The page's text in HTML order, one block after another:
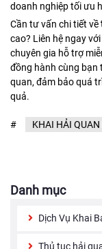
doanh nghiệp tối ưu
Cần tư vấn chi tiết về
cao? Liên hệ ngay
chuyên gia hỗ trợ
đồng hành cùng
quan, đảm bảo quá
quả.
# KHAI HẢI
Danh mục
Dịch Vụ Khai
Thủ tục hải